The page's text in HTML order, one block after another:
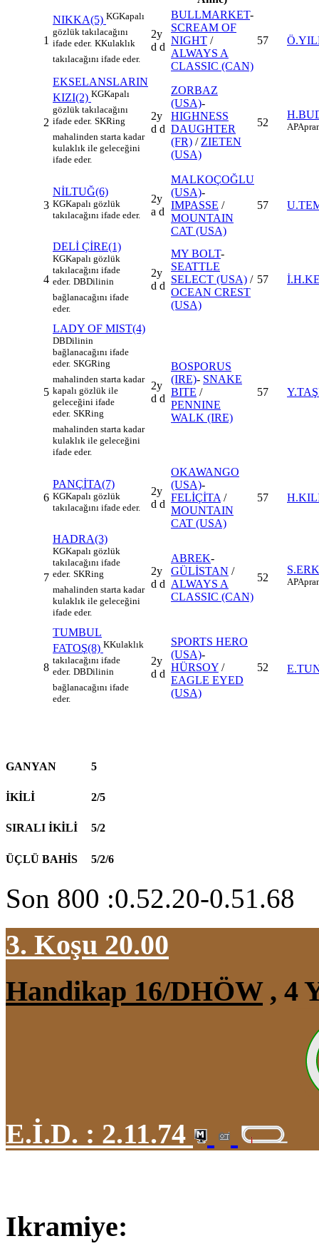
1
NIKKA(5) KGKapalı
gözlük takılacağını
ifade eder. KKulaklık
takılacağını ifade eder.
2y
d d
BULLMARKET-
SCREAM OF
NIGHT /
ALWAYS A
CLASSIC (CAN)
57
2
EKSELANSLARIN
KIZI(2) KGKapalı
gözlük takılacağını
ifade eder. SKRing
mahalinden starta kadar
kulaklık ile geleceğini
ifade eder.
2y
d d
ZORBAZ
(USA)-
HIGHNESS
DAUGHTER
(FR) / ZIETEN
(USA)
52 AP
3
NİLTUĞ(6)
KGKapalı gözlük
takılacağını ifade eder.
2y
a d
MALKOÇOĞLU
(USA)-
IMPASSE /
MOUNTAIN
CAT (USA)
57
4
DELİ ÇİRE(1)
KGKapalı gözlük
takılacağını ifade
eder. DBDilinin
bağlanacağını ifade
eder.
2y
d d
MY BOLT-
SEATTLE
SELECT (USA) /
OCEAN CREST
(USA)
57
5
LADY OF MIST(4)
DBDilinin
bağlanacağını ifade
eder. SKGRing
mahalinden starta kadar
kapalı gözlük ile
geleceğini ifade
eder. SKRing
mahalinden starta kadar
kulaklık ile geleceğini
ifade eder.
2y
d d
BOSPORUS
(IRE)- SNAKE
BITE /
PENNINE
WALK (IRE)
57
6
PANÇİTA(7)
KGKapalı gözlük
takılacağını ifade eder.
2y
d d
OKAWANGO
(USA)-
FELİÇİTA /
MOUNTAIN
CAT (USA)
57
7
HADRA(3)
KGKapalı gözlük
takılacağını ifade
eder. SKRing
mahalinden starta kadar
kulaklık ile geleceğini
ifade eder.
2y
d d
ABREK-
GÜLİSTAN /
ALWAYS A
CLASSIC (CAN)
52 AP
8
TUMBUL
FATOŞ(8) KKulaklık
takılacağını ifade
eder. DBDilinin
bağlanacağını ifade
eder.
2y
d d
SPORTS HERO
(USA)-
HÜRSOY /
EAGLE EYED
(USA)
52
GANYAN 5
İKİLİ 2/5
SIRALI İKİLİ 5/2
ÜÇLÜ BAHİS 5/2/6
Son 800 :0.52.20-0.51.68
3. Koşu 20.00
Handikap 16/DHÖW, 4
E.İ.D. : 2.11.74
Ikramiye: